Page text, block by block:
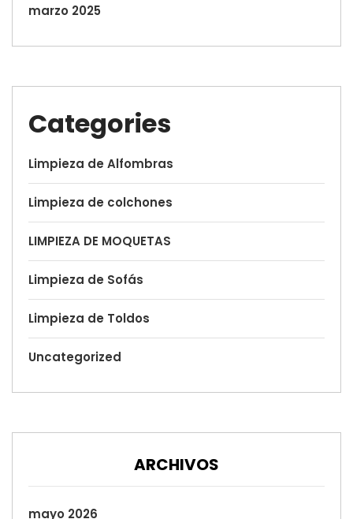
marzo 2025
Categories
Limpieza de Alfombras
Limpieza de colchones
LIMPIEZA DE MOQUETAS
Limpieza de Sofás
Limpieza de Toldos
Uncategorized
ARCHIVOS
mayo 2026